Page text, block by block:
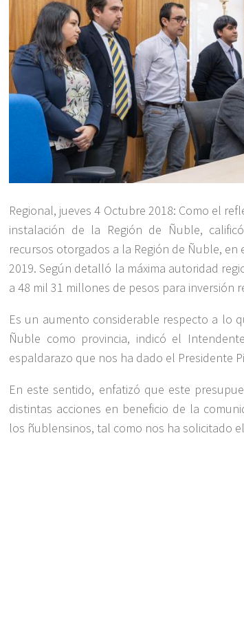
Regional, jueves 4 Octubre 2018: Como el
instalación de la Región de Ñuble,
recursos otorgados a la Región de Ñuble,
2019. Según detalló la máxima autoridad
a 48 mil 31 millones de pesos para inversión
Es un aumento considerable respecto a lo
Ñuble como provincia, indicó el
espaldarazo que nos ha dado el Presidente
En este sentido, enfatizó que este
distintas acciones en beneficio de la
los ñublensinos, tal como nos ha solicitado